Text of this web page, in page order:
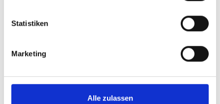
Statistiken
Marketing
Alle zulassen
06/17/2016
Klaasen/Ram defeated the
Bryan-Brothers